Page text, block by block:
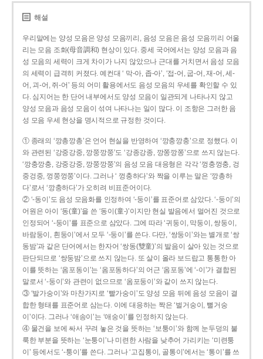
해설
우리말에는 양성 모음은 양성 모음끼리, 음성 모음은 음성 모음끼리 어울
리는 모음 조화(母音調和) 현상이 있다. 중세 국어에서는 양성 모음과 음
성 모음의 세력이 크게 차이가 나지 않았으나 근대를 거치면서 음성 모음
의 세력이 급격히 커졌다. 예컨대 ‘ 막-아, 좁-아’, ‘접-어, 굽-어, 재-어, 세-
어, 괴-어, 쥐-어’ 등의 어미 활용에서도 음성 모음의 우세를 확인할 수 있
다. 심지어는 한 단어 내부에서도 양성 모음이 일관되게 나타나지 않고
양성 모음과 음성 모음이 섞여 나타나는 일이 많다. 이 조항은 그러한 음
성 모음 우세 현상을 명시적으로 규정한 것이다.
① 종래의 ‘깡총깡총’은 언어 현실을 반영하여 ‘깡충깡충’으로 정했다. 이
와 관련된 ‘강중강중, 깡쭝깡쭝’도 ‘강종강종, 깡쫑깡쫑’으로 쓰지 않는다.
‘깡충깡충, 강중강중, 깡쭝깡쭝’의 음성 모음 대응형은 각각 ‘껑충껑충, 겅
중겅중, 껑쭝껑쭝’이다. 그러나 ‘ 껑충하다’와 짝을 이루는 말은 ‘깡총하
다’로서 ‘깡충하다’가 오히려 비표준어이다.
② ‘-동이’도 음성 모음화를 인정하여 ‘-둥이’를 표준어로 삼았다. ‘-둥이’의
어원은 아이 ‘동(童)’을 쓴 ‘동이(童-)’이지만 현실 발음에서 멀어진 것으로
인정되어 ‘-둥이’를 표준으로 삼았다. 그에 따라 ‘귀둥이, 막둥이, 쌍둥이,
바람둥이, 흰둥이’에서 모두 ‘-둥이’를 쓴다. 다만, ‘쌍둥이’와는 별개로 ‘쌍
동밤’과 같은 단어에서는 한자어 ‘쌍동(雙童)’의 발음이 살아 있는 것으로
판단되므로 ‘쌍둥밤’으로 쓰지 않는다. 또 살이 올라 보드랍고 통통한 아
이를 뜻하는 ‘옴포동이’는 ‘옴포동하다’의 어근 ‘옴포동’에 ‘-이’가 결합된
말로서 ‘-둥이’와 관련이 없으므로 ‘옴포둥이’와 같이 쓰지 않는다.
③ ‘발가숭이’와 마찬가지로 ‘빨가숭이’도 양성 모음 뒤에 음성 모음이 결
합한 형태를 표준어로 삼는다. 이에 대응하는 짝은 ‘벌거숭이, 뻘거숭
이’이다. 그러나 ‘애송이’는 ‘애숭이’를 인정하지 않는다.
④ 물건을 보에 싸서 꾸려 놓은 것을 뜻하는 ‘보퉁이’와 함께 눈두덩의 불
룩한 부분을 뜻하는 ‘눈퉁이’나 미련한 사람을 낮추어 가리키는 ‘미련퉁
이’ 등에서도 ‘-퉁이’를 쓴다. 그러나 ‘고집통이, 골통이’에서는 ‘통이’를 쓰